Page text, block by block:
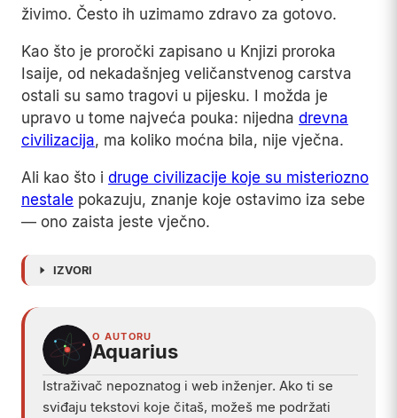
živimo. Često ih uzimamo zdravo za gotovo.
Kao što je proročki zapisano u Knjizi proroka
Isaije, od nekadašnjeg veličanstvenog carstva
ostali su samo tragovi u pijesku. I možda je
upravo u tome najveća pouka: nijedna drevna
civilizacija, ma koliko moćna bila, nije vječna.
Ali kao što i druge civilizacije koje su misteriozno
nestale pokazuju, znanje koje ostavimo iza sebe
— ono zaista jeste vječno.
IZVORI
O AUTORU
Aquarius
Istraživač nepoznatog i web inženjer. Ako ti se
sviđaju tekstovi koje čitaš, možeš me podržati